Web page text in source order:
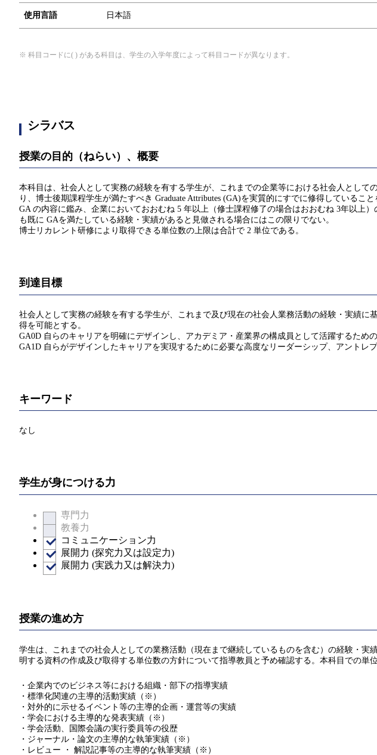
使用言語 日本語
※ 科目コードに( ) がある科目は、学生の入学年度によって科目コードが異なります。
シラバス
授業の目的（ねらい）、概要
本科目は、社会人として実務の経験を有する学生が、これまでの企業等における社会人とし
り、博士後期課程学生が満たすべき Graduate Attributes (GA)を実質的にすでに修得している
GA の内容に鑑み、企業においておおむね 5 年以上（修士課程修了の場合はおおむね 3年以上
も既に GAを満たしている経験・実績があると見做される場合にはこの限りでない。
博士リカレント研修により取得できる単位数の上限は合計で 2 単位である。
到達目標
社会人として実務の経験を有する学生が、これまで及び現在の社会人業務活動の経験・実績
得を可能とする。
GA0D 自らのキャリアを明確にデザインし、アカデミア・産業界の構成員として活躍するた
GA1D 自らがデザインしたキャリアを実現するために必要な高度なリーダーシップ、アント
キーワード
なし
学生が身につける力
専門力
教養力
コミュニケーション力
展開力 (探究力又は設定力)
展開力 (実践力又は解決力)
授業の進め方
学生は、これまでの社会人としての業務活動（現在まで継続しているものを含む）の経験・
明する資料の作成及び取得する単位数の方針について指導教員と予め確認する。本科目での単
・企業内でのビジネス等における組織・部下の指導実績
・標準化関連の主導的活動実績（※）
・対外的に示せるイベント等の主導的企画・運営等の実績
・学会における主導的な発表実績（※）
・学会活動、国際会議の実行委員等の役歴
・ジャーナル・論文の主導的な執筆実績（※）
・レビュー ・ 解説記事等の主導的な執筆実績（※）